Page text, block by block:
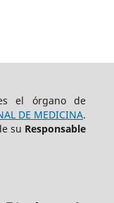
el órgano de
DE MEDICINA.
su Responsable